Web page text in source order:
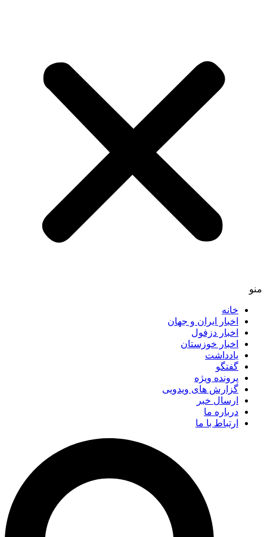
خانه
اخبار ایران و جهان
اخبار دزفول
اخبار خوزستان
یادداشت
گفتگو
پرونده ویژه
گزارش های ویدویی
ارسال خبر
درباره ما
ارتباط با ما